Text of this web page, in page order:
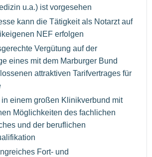
u.a.) ist vorgesehen
kann die Tätigkeit als Notarzt auf
NEF erfolgen
Vergütung auf der
eines mit dem Marburger Bund
attraktiven Tarifvertrages für
einem großen Klinikverbund mit
Möglichkeiten des fachlichen
und der beruflichen
Fort- und